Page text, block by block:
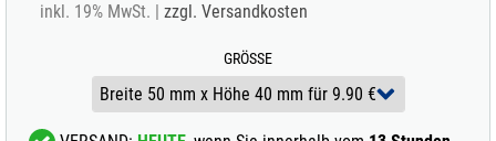
inkl. 19% MwSt. | zzgl. Versandkosten
GRÖSSE